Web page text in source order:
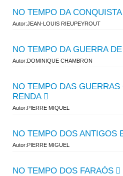
NO TEMPO DA
Autor:JEAN-LOUIS RIEUPEYROUT
NO TEMPO DA GUERRA
Autor:DOMINIQUE CHAMBRON
NO TEMPO DAS
RENDA
Autor:PIERRE MIQUEL
NO TEMPO DOS ANTIGOS
Autor:PIERRE MIGUEL
NO TEMPO DOS FARAÓS